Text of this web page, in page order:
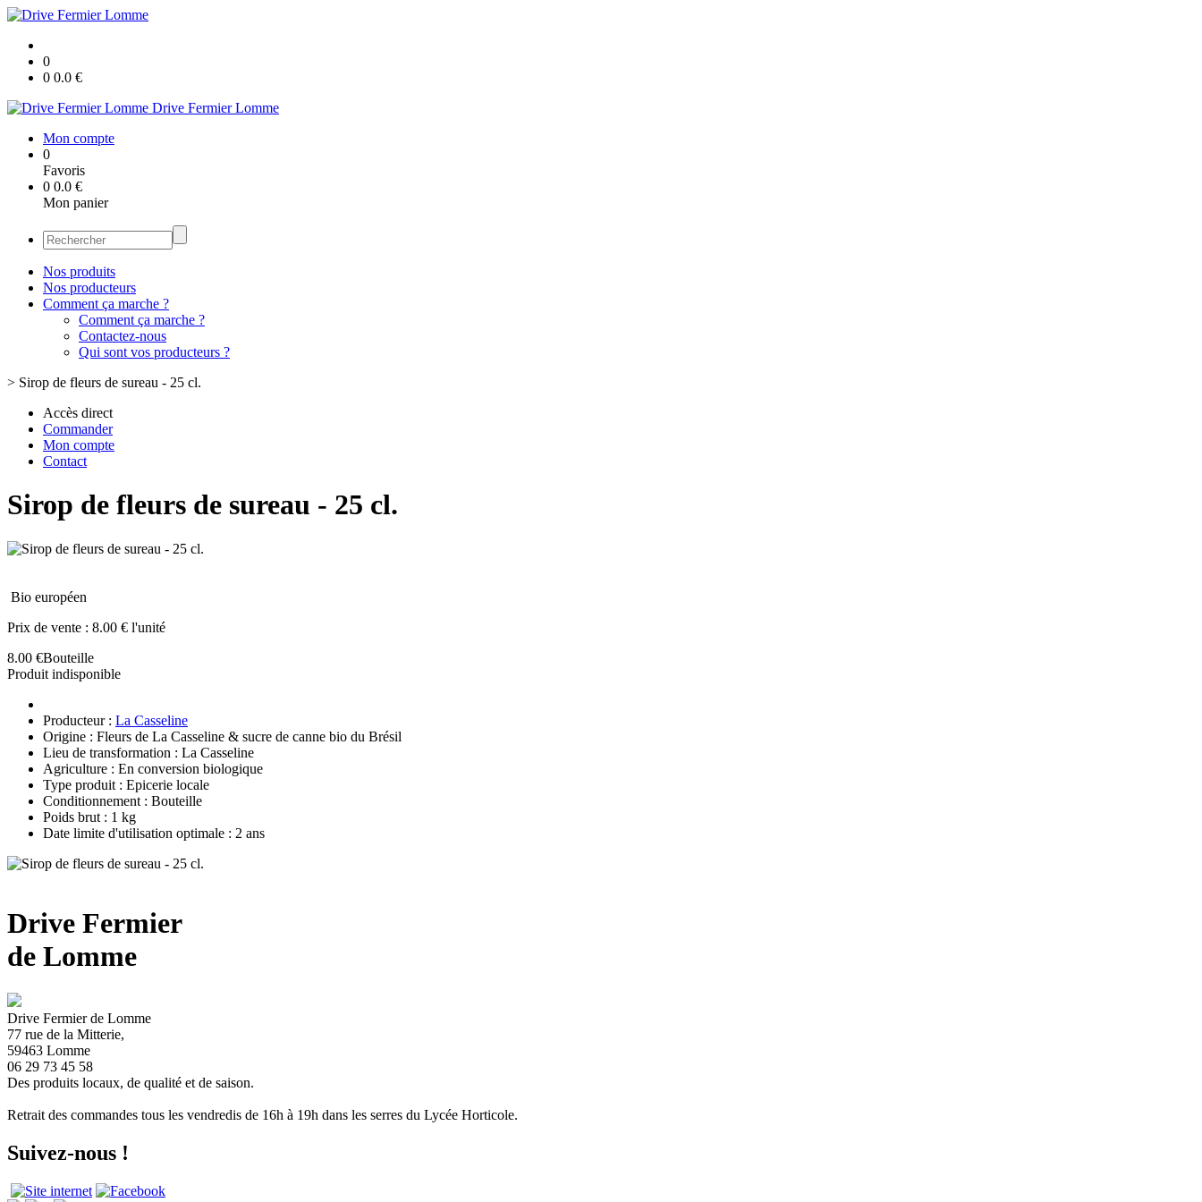
0
0 0.0 €
Drive Fermier Lomme
Mon compte
0
Favoris
0 0.0 €
Mon panier
Nos produits
Nos producteurs
Comment ça marche ?
Comment ça marche ?
Contactez-nous
Qui sont vos producteurs ?
> Sirop de fleurs de sureau - 25 cl.
Accès direct
Commander
Mon compte
Contact
Sirop de fleurs de sureau - 25 cl.
Bio européen
Prix de vente : 8.00 € l'unité
8.00 €Bouteille
Produit indisponible
Producteur : La Casseline
Origine : Fleurs de La Casseline & sucre de canne bio du Brésil
Lieu de transformation : La Casseline
Agriculture : En conversion biologique
Type produit : Epicerie locale
Conditionnement : Bouteille
Poids brut : 1 kg
Date limite d'utilisation optimale : 2 ans
Drive Fermier
de Lomme
Drive Fermier de Lomme
77 rue de la Mitterie,
59463 Lomme
06 29 73 45 58
Des produits locaux, de qualité et de saison.
Retrait des commandes tous les vendredis de 16h à 19h dans les serres du Lycée Horticole.
Suivez-nous !